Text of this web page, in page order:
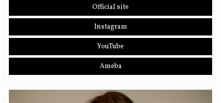
Official site
Instagram
YouTube
Ameba